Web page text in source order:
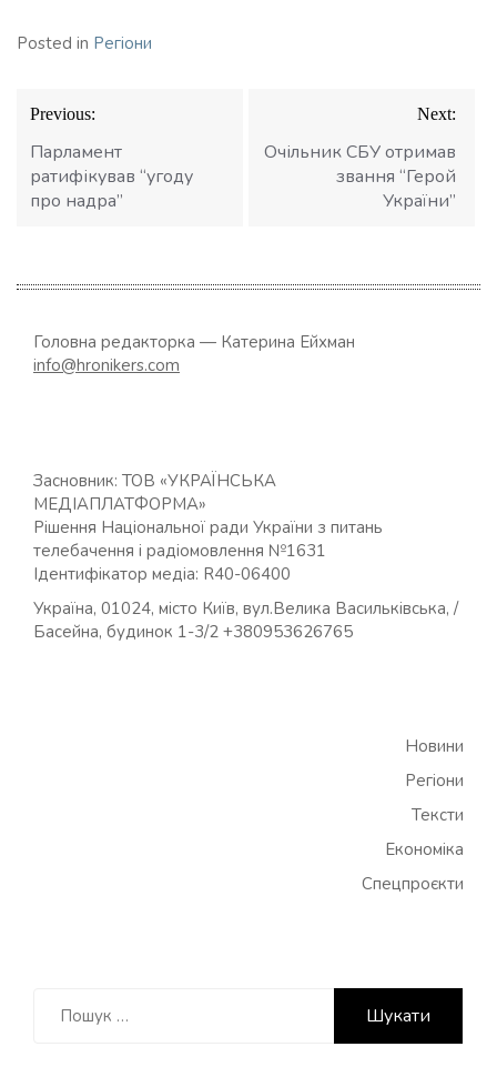
Posted in Регіони
Навігація
записів
Previous:
Парламент
ратифікував “угоду
про надра”
Next:
Очільник СБУ отримав
звання “Герой
України”
Головна редакторка — Катерина Ейхман
info@hronikers.com
Засновник: ТОВ «УКРАЇНСЬКА
МЕДІАПЛАТФОРМА»
Рішення Національної ради України з питань
телебачення і радіомовлення №1631
Ідентифікатор медіа: R40-06400
Україна, 01024, місто Київ, вул.Велика Васильківська, /
Басейна, будинок 1-3/2 +380953626765
Новини
Регіони
Тексти
Економіка
Спецпроєкти